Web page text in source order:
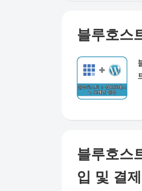
블루호스
블루호스
입 및 결제